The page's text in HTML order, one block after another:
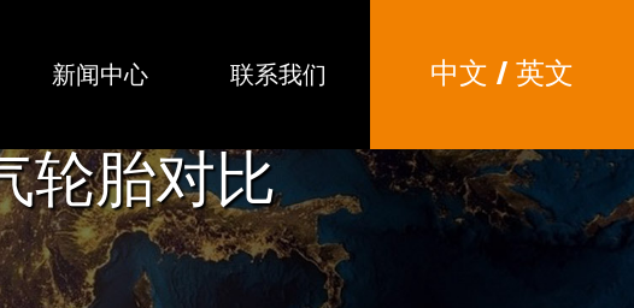
新闻中心 联系我们 中文 / 英文
轮胎对比